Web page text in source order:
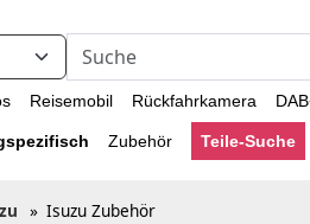
Reisemobil Rückfahrkamera
Zubehör Teile-Suche
» Isuzu Zubehör